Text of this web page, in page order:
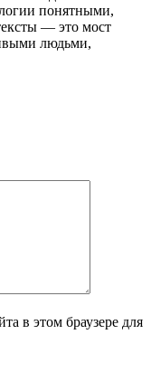
понятными,
— это мост
людьми,
в этом браузере для